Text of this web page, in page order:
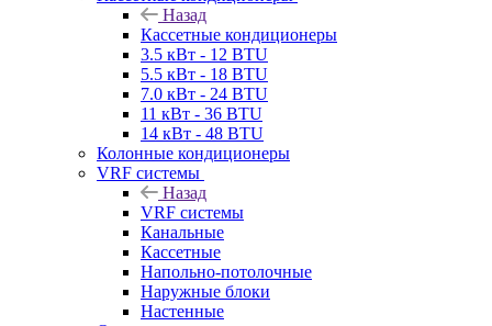
Назад
Кассетные кондиционеры
3.5 кВт - 12 BTU
5.5 кВт - 18 BTU
7.0 кВт - 24 BTU
11 кВт - 36 BTU
14 кВт - 48 BTU
Колонные кондиционеры
VRF системы
Назад
VRF системы
Канальные
Кассетные
Напольно-потолочные
Наружные блоки
Настенные